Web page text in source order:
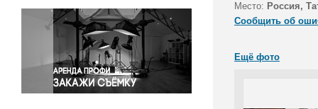
Светская жизнь
Спорт
Экология
Экономика и бизнес
Место: Россия,
Сообщить об
Ещё фото